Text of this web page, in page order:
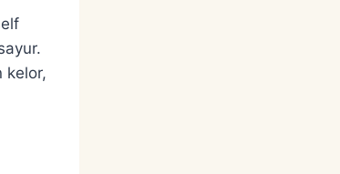
kelor,